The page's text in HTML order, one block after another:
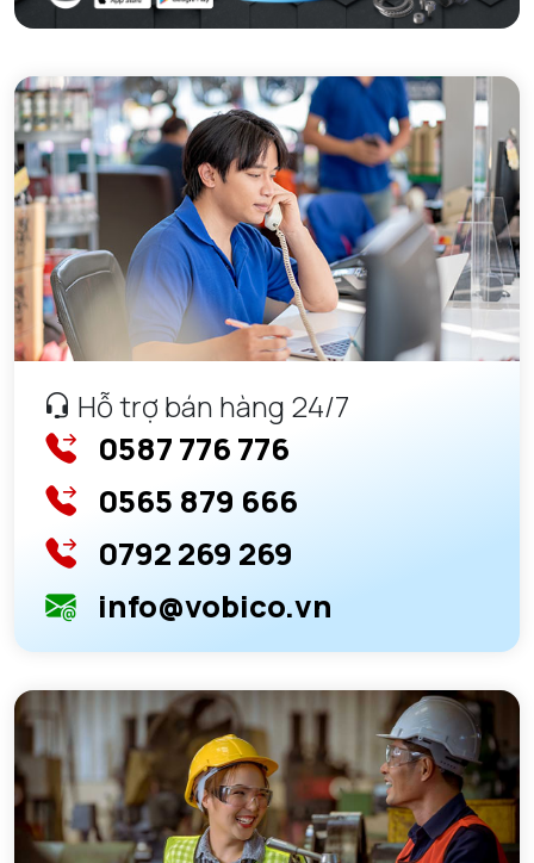
Hỗ trợ bán hàng 24/7
0587 776 776
0565 879 666
0792 269 269
info@vobico.vn